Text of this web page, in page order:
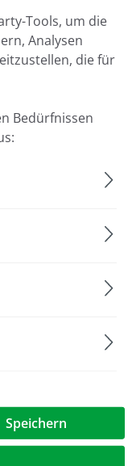
Gehäuse kühl
sind erhältlich
2 l
Tools, um die
Analysen
die für
Bedürfnissen
Speichern